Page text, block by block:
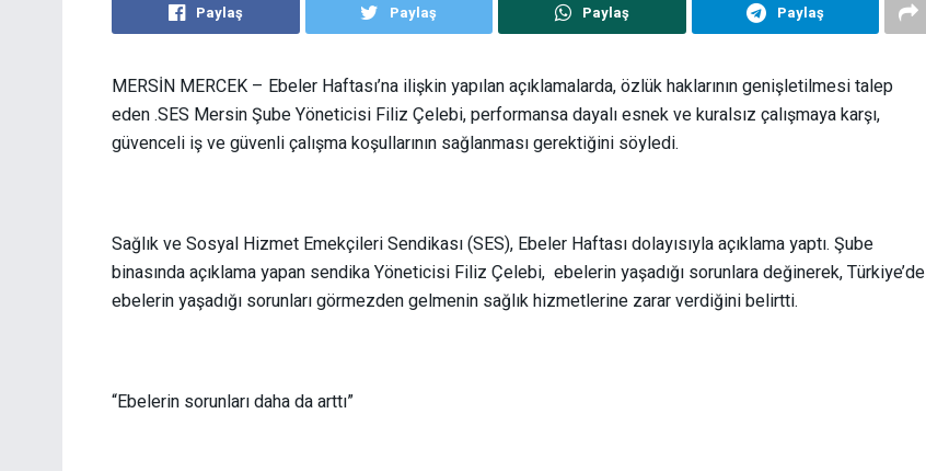
Paylaş Paylaş Paylaş Paylaş
MERSİN MERCEK – Ebeler Haftası’na ilişkin yapılan açıklamalarda, özlük haklarının genişletilmesi talep
eden .SES Mersin Şube Yöneticisi Filiz Çelebi, performansa dayalı esnek ve kuralsız çalışmaya karşı,
güvenceli iş ve güvenli çalışma koşullarının sağlanması gerektiğini söyledi.
Sağlık ve Sosyal Hizmet Emekçileri Sendikası (SES), Ebeler Haftası dolayısıyla açıklama yaptı. Şube
binasında açıklama yapan sendika Yöneticisi Filiz Çelebi, ebelerin yaşadığı sorunlara değinerek, Türkiye’de
ebelerin yaşadığı sorunları görmezden gelmenin sağlık hizmetlerine zarar verdiğini belirtti.
“Ebelerin sorunları daha da arttı”